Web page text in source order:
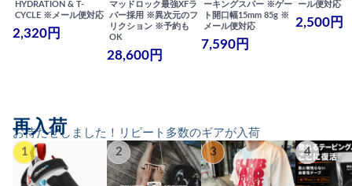
HYDRATION & T-
CYCLE ※メール便対応
2,320円
マッドロック最強XFラ
バー採用 ※異次元のフ
リクション ※予約も
OK
28,600円
ーキングスパー ※ゲー
ト開口幅15mm 85g ※
メール便対応
7,590円
ール便対応
2,500円
お待たせしました！リピート多数のギアが入荷
再入荷
1 2 3 4